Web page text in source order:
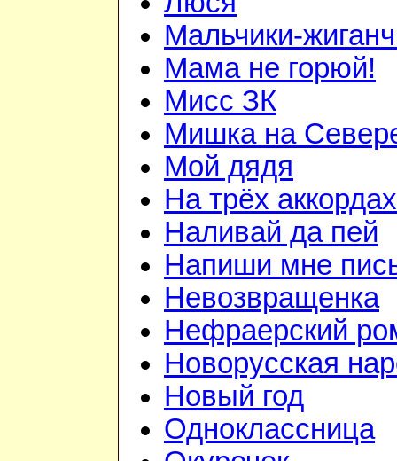
Мальчики-
Мама не горюй!
Мисс ЗК
Мишка на
Мой дядя
На трёх аккордах
Наливай да пей
Напиши мне
Невозвращенка
Нефраерский
Новорусская
Новый год
Одноклассница